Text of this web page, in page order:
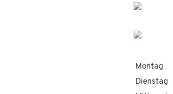
Montag
Dienstag